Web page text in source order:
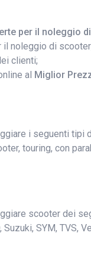
per il noleggio
il noleggio di
clienti;
al Miglior
i seguenti tipi
touring, con
scooter dei
SYM, TVS,